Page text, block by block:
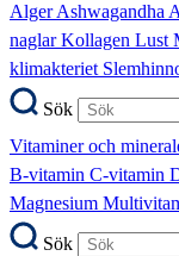
AlgerAshwagandha
naglarKollagen Lust
klimakteriet
Sök
Vitaminer och
B-vitamin C-vitamin
Magnesium
Sök